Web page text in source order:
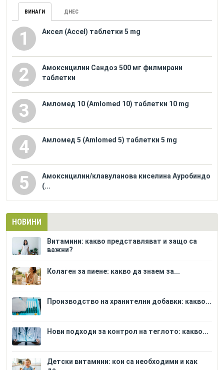
ВИНАГИ ДНЕС
1 Аксел (Accel) таблетки 5 mg
2
Амоксицилин Сандоз 500 мг филмирани
таблетки
3 Амломед 10 (Amlomed 10) таблетки 10 mg
4 Амломед 5 (Amlomed 5) таблетки 5 mg
5
Амоксицилин/клавуланова киселина Ауробиндо
(...
НОВИНИ
Витамини: какво представляват и защо са
важни?
Колаген за пиене: какво да знаем за...
Производство на хранителни добавки: какво...
Нови подходи за контрол на теглото: какво...
Детски витамини: кои са необходими и как